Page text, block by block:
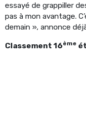
essayé de grappiller
pas à mon avantage.
demain », annonce
Classement 16ème